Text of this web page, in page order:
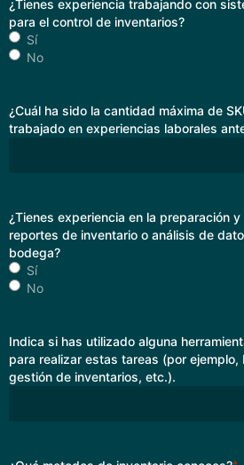
¿Tienes experiencia trabajando con
para el control de inventarios?
Sí
No
¿Cuál ha sido la cantidad máxima de
trabajado en experiencias laborales
¿Tienes experiencia en la preparación
reportes de inventario o análisis de
bodega?
Sí
No
Indica si has utilizado alguna
para realizar estas tareas (por ejemplo,
gestión de inventarios, etc.).